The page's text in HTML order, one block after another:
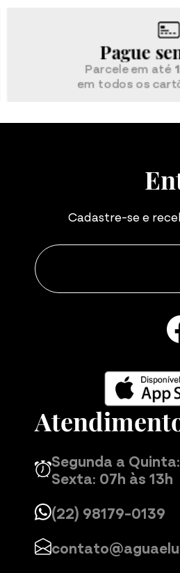
Pague
Parcele em até
em todos os
Cadastre-se e
Segunda a
Sexta: 07h às 13h
(22) 98179-0139